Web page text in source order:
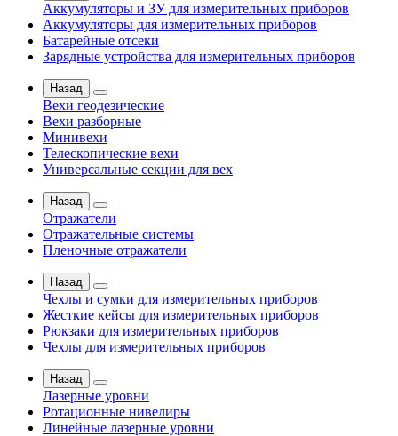
Аккумуляторы и ЗУ для измерительных приборов
Аккумуляторы для измерительных приборов
Батарейные отсеки
Зарядные устройства для измерительных приборов
Назад
Вехи геодезические
Вехи разборные
Минивехи
Телескопические вехи
Универсальные секции для вех
Назад
Отражатели
Отражательные системы
Пленочные отражатели
Назад
Чехлы и сумки для измерительных приборов
Жесткие кейсы для измерительных приборов
Рюкзаки для измерительных приборов
Чехлы для измерительных приборов
Назад
Лазерные уровни
Ротационные нивелиры
Линейные лазерные уровни